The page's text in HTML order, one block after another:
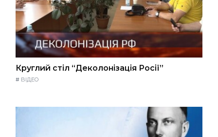
Круглий стіл “Деколонізація Росії”
# ВІДЕО